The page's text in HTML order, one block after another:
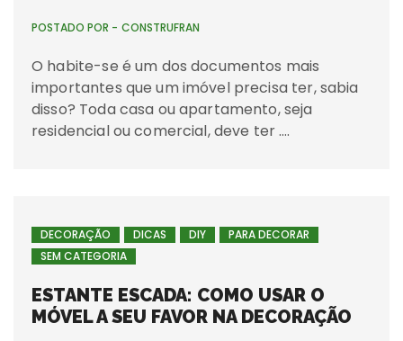
POSTADO POR - CONSTRUFRAN
O habite-se é um dos documentos mais
importantes que um imóvel precisa ter, sabia
disso? Toda casa ou apartamento, seja
residencial ou comercial, deve ter ….
DECORAÇÃO DICAS DIY
PARA DECORAR
SEM CATEGORIA
ESTANTE ESCADA: COMO USAR O
MÓVEL A SEU FAVOR NA DECORAÇÃO